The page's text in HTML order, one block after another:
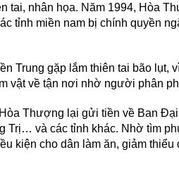
tai, nhân họa. Năm 1994, Hòa
tỉnh miền nam bị chính quyền
Trung gặp lắm thiên tai bão
vật về tận nơi nhờ người phân
Thượng lại gửi tiền về Ban
Trị… và các tỉnh khác. Nhờ tìm
kiện cho dân làm ăn, giảm